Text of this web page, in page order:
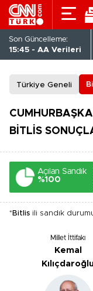
Son Güncelleme:
15:45 - AA Verileri
Türkiye Geneli
BİTLİS
Açılan Sandık
%100
* Bitlis ili sandık
Millet İttifakı
Kemal